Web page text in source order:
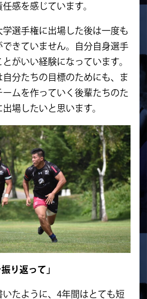
感を感じています。
選手権に出場した後は一度も
できていません。自分自身選手
がいい経験になっています。
自分たちの目標のためにも、ま
ームを作っていく後輩たちのた
場したいと思います。
り返って」
いたように、4年間はとても短